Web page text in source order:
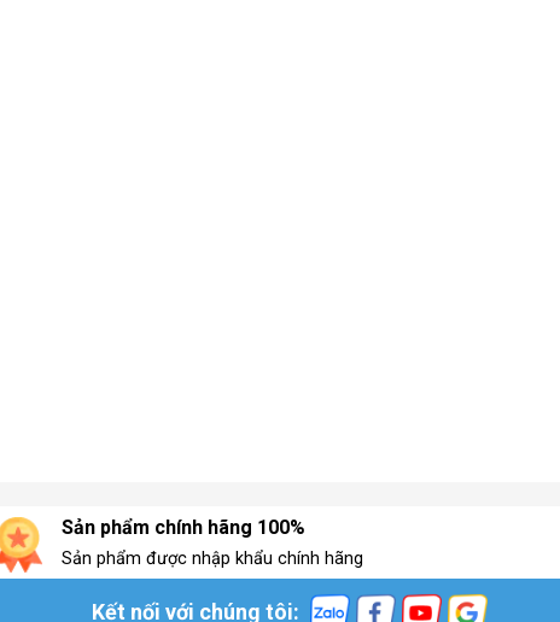
Sản phẩm chính hãng 100%
Sản phẩm được nhập khẩu chính hãng
Kết nối với chúng tôi: